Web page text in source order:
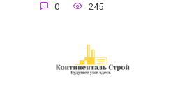
0 245